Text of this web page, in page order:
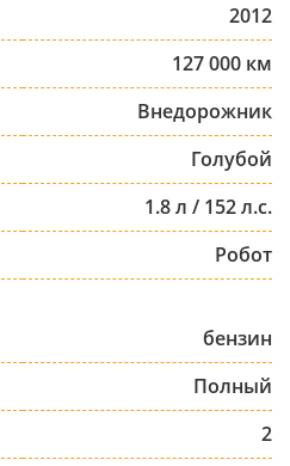
2012
127 000 км
Внедорожник
Голубой
1.8 л / 152 л.с.
Робот
бензин
Полный
2